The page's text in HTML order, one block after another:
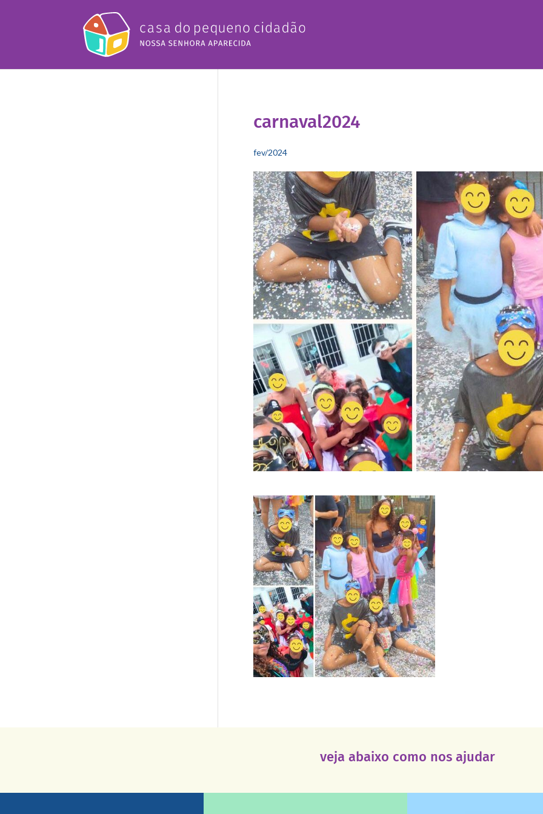
carnaval2024
fev/2024
veja abaixo como nos ajudar